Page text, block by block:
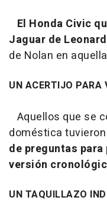
El Honda Civic
Jaguar de Leonard
de Nolan en
UN ACERTIJO PARA
Aquellos que se
doméstica
de preguntas
versión
UN TAQUILLAZO